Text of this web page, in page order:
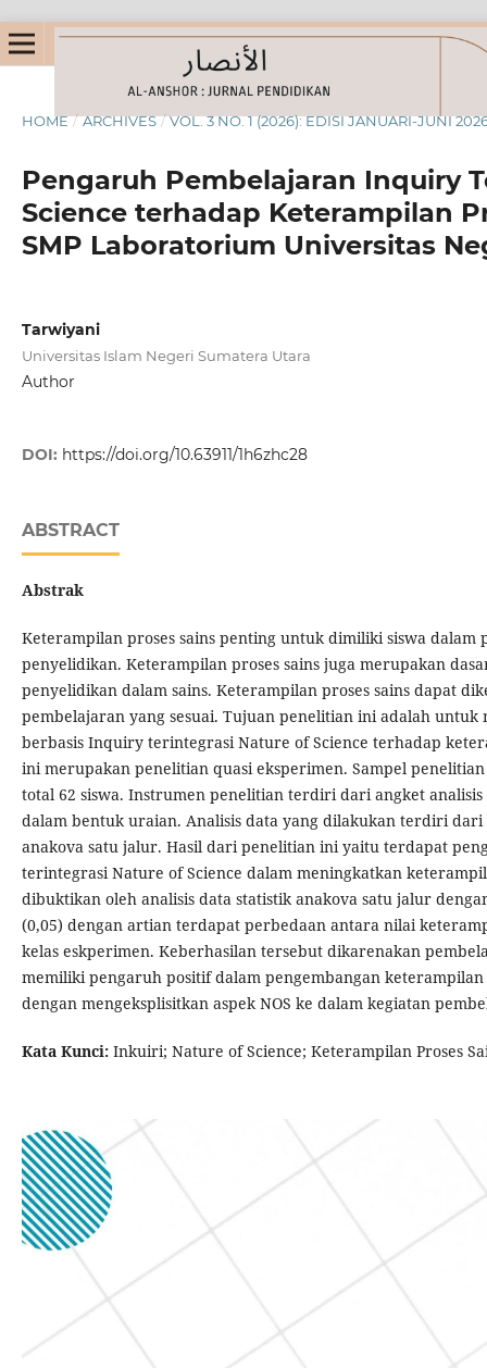
HOME / ARCHIVES / VOL. 3 NO. 1 (2026): EDISI JANUARI-JUNI
Pengaruh Pembelajaran Inquiry
Science terhadap Keterampilan
SMP Laboratorium Universitas
Tarwiyani
Universitas Islam Negeri Sumatera Utara
Author
DOI: https://doi.org/10.63911/1h6zhc28
ABSTRACT
Abstrak
Keterampilan proses sains penting untuk dimiliki siswa dalam
penyelidikan. Keterampilan proses sains juga merupakan
penyelidikan dalam sains. Keterampilan proses sains dapat
pembelajaran yang sesuai. Tujuan penelitian ini adalah
berbasis Inquiry terintegrasi Nature of Science terhadap
ini merupakan penelitian quasi eksperimen. Sampel
total 62 siswa. Instrumen penelitian terdiri dari angket
dalam bentuk uraian. Analisis data yang dilakukan terdiri
anakova satu jalur. Hasil dari penelitian ini yaitu terdapat
terintegrasi Nature of Science dalam meningkatkan
dibuktikan oleh analisis data statistik anakova satu jalur
(0,05) dengan artian terdapat perbedaan antara nilai
kelas eskperimen. Keberhasilan tersebut dikarenakan
memiliki pengaruh positif dalam pengembangan keterampilan
dengan mengeksplisitkan aspek NOS ke dalam kegiatan
Kata Kunci: Inkuiri; Nature of Science; Keterampilan Proses